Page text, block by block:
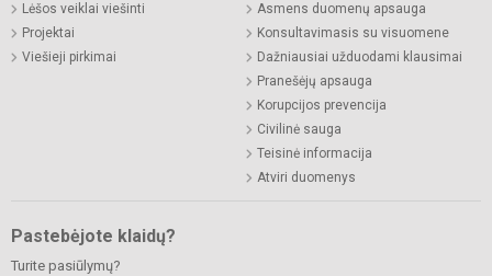
Lėšos veiklai viešinti
Projektai
Viešieji pirkimai
Asmens duomenų apsauga
Konsultavimasis su visuomene
Dažniausiai užduodami klausimai
Pranešėjų apsauga
Korupcijos prevencija
Civilinė sauga
Teisinė informacija
Atviri duomenys
Pastebėjote klaidų?
Turite pasiūlymų?